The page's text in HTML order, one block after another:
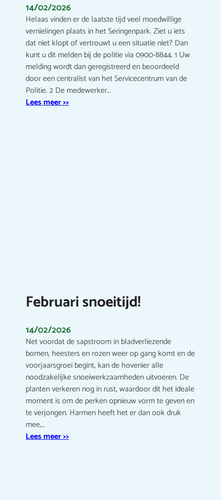
14/02/2026
Helaas vinden er de laatste tijd veel moedwillige
vernielingen plaats in het Seringenpark. Ziet u iets
dat niet klopt of vertrouwt u een situatie niet? Dan
kunt u dit melden bij de politie via 0900-8844. 1 Uw
melding wordt dan geregistreerd en beoordeeld
door een centralist van het Servicecentrum van de
Politie. 2 De medewerker…
Lees meer >>
Februari snoeitijd!
14/02/2026
Net voordat de sapstroom in bladverliezende
bomen, heesters en rozen weer op gang komt en de
voorjaarsgroei begint, kan de hovenier alle
noodzakelijke snoeiwerkzaamheden uitvoeren. De
planten verkeren nog in rust, waardoor dit het ideale
moment is om de perken opnieuw vorm te geven en
te verjongen. Harmen heeft het er dan ook druk
mee,…
Lees meer >>